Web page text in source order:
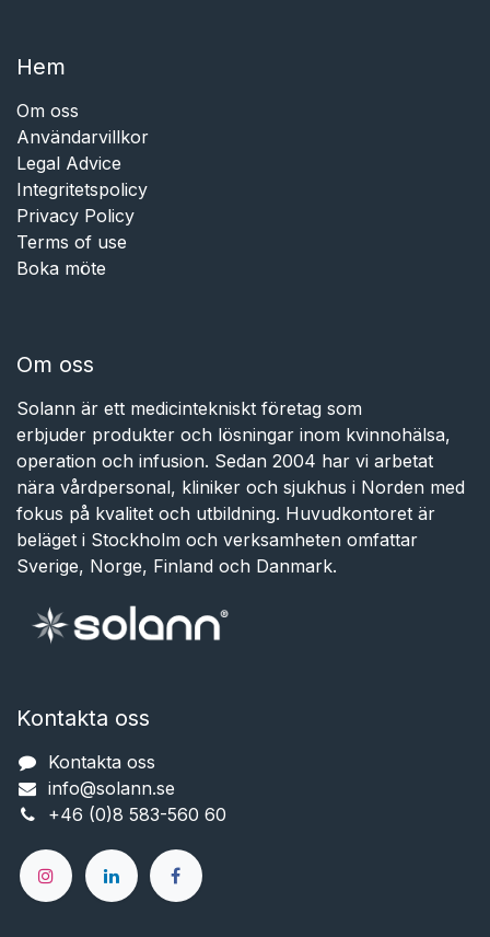
Hem​​
Om oss
Användarvillkor
Legal Advice
Integritetspolicy
Privacy Policy
Terms of use
Boka möte
Om oss
Solann är ett medicintekniskt företag som
erbjuder produkter och lösningar inom kvinnohälsa,
operation och infusion. Sedan 2004 har vi arbetat
nära vårdpersonal, kliniker och sjukhus i Norden med
fokus på kvalitet och utbildning. Huvudkontoret är
beläget i Stockholm och verksamheten omfattar
Sverige, Norge, Finland och Danmark.
Kontakta oss
Kontakta oss
info@solann.se​​​​​​
+46 (0)8 583-560 60